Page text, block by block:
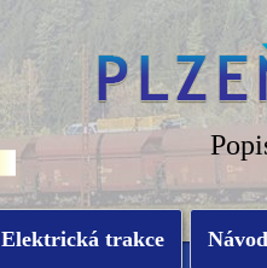
Elektrická trakce